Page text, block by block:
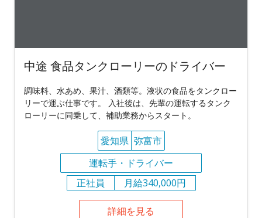
中途 食品タンクローリーのドライバー
調味料、水あめ、果汁、酒類等。液状の食品をタンクロー
リーで運ぶ仕事です。 入社後は、先輩の運転するタンク
ローリーに同乗して、補助業務からスタート。
愛知県 弥富市
運転手・ドライバー
正社員
月給340,000円
詳細を見る